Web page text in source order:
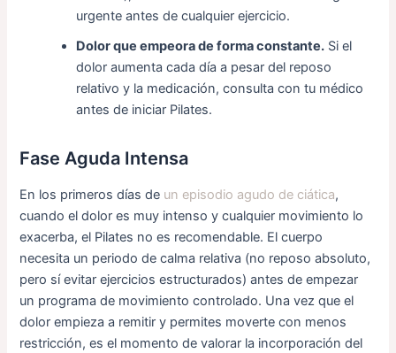
urgente antes de cualquier ejercicio.
Dolor que empeora de forma constante. Si el
dolor aumenta cada día a pesar del reposo
relativo y la medicación, consulta con tu médico
antes de iniciar Pilates.
Fase Aguda Intensa
En los primeros días de un episodio agudo de ciática,
cuando el dolor es muy intenso y cualquier movimiento lo
exacerba, el Pilates no es recomendable. El cuerpo
necesita un periodo de calma relativa (no reposo absoluto,
pero sí evitar ejercicios estructurados) antes de empezar
un programa de movimiento controlado. Una vez que el
dolor empieza a remitir y permites moverte con menos
restricción, es el momento de valorar la incorporación del